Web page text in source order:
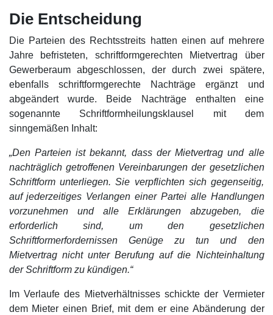
Die Entscheidung
Die Parteien des Rechtsstreits hatten einen auf mehrere
Jahre befristeten, schriftformgerechten Mietvertrag über
Gewerberaum abgeschlossen, der durch zwei spätere,
ebenfalls schriftformgerechte Nachträge ergänzt und
abgeändert wurde. Beide Nachträge enthalten eine
sogenannte Schriftformheilungsklausel mit dem
sinngemäßen Inhalt:
„Den Parteien ist bekannt, dass der Mietvertrag und alle
nachträglich getroffenen Vereinbarungen der gesetzlichen
Schriftform unterliegen. Sie verpflichten sich gegenseitig,
auf jederzeitiges Verlangen einer Partei alle Handlungen
vorzunehmen und alle Erklärungen abzugeben, die
erforderlich sind, um den gesetzlichen
Schriftformerfordernissen Genüge zu tun und den
Mietvertrag nicht unter Berufung auf die Nichteinhaltung
der Schriftform zu kündigen.“
Im Verlaufe des Mietverhältnisses schickte der Vermieter
dem Mieter einen Brief, mit dem er eine Abänderung der